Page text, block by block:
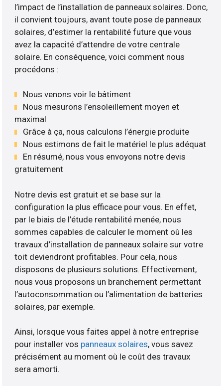
l’impact de l’installation de panneaux solaires. Donc,
il convient toujours, avant toute pose de panneaux
solaires, d’estimer la rentabilité future que vous
avez la capacité d’attendre de votre centrale
solaire. En conséquence, voici comment nous
procédons :
Nous venons voir le bâtiment
Nous mesurons l’ensoleillement moyen et
maximal
Grâce à ça, nous calculons l’énergie produite
Nous estimons de fait le matériel le plus adéquat
En résumé, nous vous envoyons notre devis
gratuitement
Notre devis est gratuit et se base sur la
configuration la plus efficace pour vous. En effet,
par le biais de l’étude rentabilité menée, nous
sommes capables de calculer le moment où les
travaux d’installation de panneaux solaire sur votre
toit deviendront profitables. Pour cela, nous
disposons de plusieurs solutions. Effectivement,
nous vous proposons un branchement permettant
l’autoconsommation ou l’alimentation de batteries
solaires, par exemple.
Ainsi, lorsque vous faites appel à notre entreprise
pour installer vos panneaux solaires, vous savez
précisément au moment où le coût des travaux
sera amorti.